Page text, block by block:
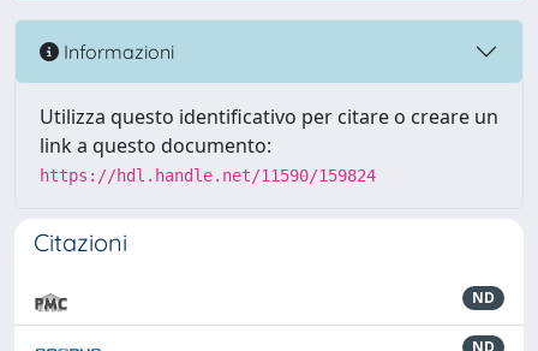
Informazioni
Utilizza questo identificativo per citare o creare un
link a questo documento:
https://hdl.handle.net/11590/159824
Citazioni
ND